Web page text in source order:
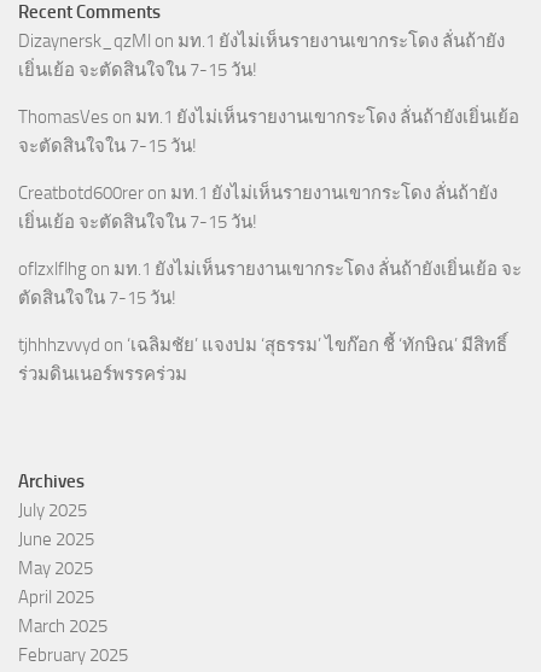
Recent Comments
Dizaynersk_qzMl on มท.1 ยังไม่เห็นรายงานเขากระโดง ลั่นถ้ายัง
เยิ่นเย้อ จะตัดสินใจใน 7-15 วัน!
ThomasVes on มท.1 ยังไม่เห็นรายงานเขากระโดง ลั่นถ้ายังเยิ่นเย้อ
จะตัดสินใจใน 7-15 วัน!
Creatbotd600rer on มท.1 ยังไม่เห็นรายงานเขากระโดง ลั่นถ้ายัง
เยิ่นเย้อ จะตัดสินใจใน 7-15 วัน!
oflzxlflhg on มท.1 ยังไม่เห็นรายงานเขากระโดง ลั่นถ้ายังเยิ่นเย้อ จะ
ตัดสินใจใน 7-15 วัน!
tjhhhzvvyd on ‘เฉลิมชัย’ แจงปม ‘สุธรรม’ ไขก๊อก ชี้ ‘ทักษิณ’ มีสิทธิ์
ร่วมดินเนอร์พรรคร่วม
Archives
July 2025
June 2025
May 2025
April 2025
March 2025
February 2025